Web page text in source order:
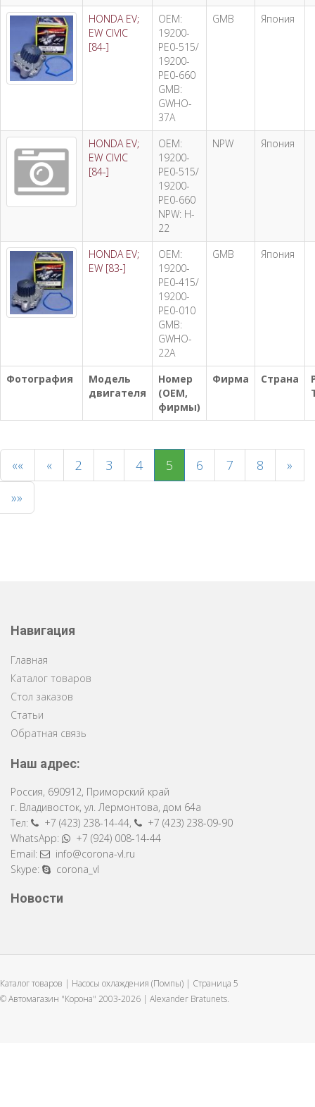
Фотография
Модель
двигателя
Номер
(OEM,
фирмы)
Фирма Страна
HONDA EV;
EW CIVIC
[84-]
OEM:
19200-
PE0-515/
19200-
PE0-660
GMB:
GWHO-
37A
GMB Япония
HONDA EV;
EW CIVIC
[84-]
OEM:
19200-
PE0-515/
19200-
PE0-660
NPW: H-
22
NPW Япония
HONDA EV;
EW [83-]
OEM:
19200-
PE0-415/
19200-
PE0-010
GMB:
GWHO-
22A
GMB Япония
«« « 2 3 4 5 6 7 8
»
»»
Навигация
Главная
Каталог товаров
Стол заказов
Статьи
Обратная связь
Наш адрес:
Россия, 690912, Приморский край
г. Владивосток, ул. Лермонтова, дом 64a
Тел:
+7 (423) 238-14-44,
+7 (423) 238-09-90
WhatsApp:
+7 (924) 008-14-44
Email:
info@corona-vl.ru
Skype:
corona_vl
Новости
Каталог товаров | Насосы охлаждения (Помпы) | Страница 5
© Автомагазин "Корона" 2003-2026 | Alexander Bratunets.